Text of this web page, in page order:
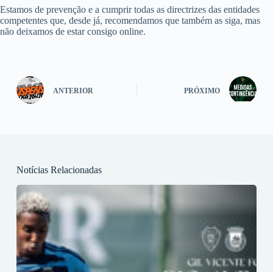
Estamos de prevenção e a cumprir todas as directrizes das entidades
competentes que, desde já, recomendamos que também as siga, mas
não deixamos de estar consigo online.
ANTERIOR PRÓXIMO
Notícias Relacionadas